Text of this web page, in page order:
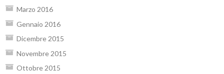
Marzo 2016
Gennaio 2016
Dicembre 2015
Novembre 2015
Ottobre 2015